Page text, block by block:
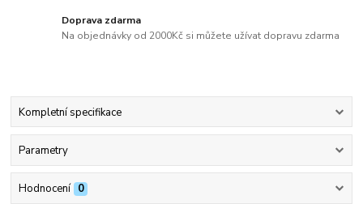
Doprava zdarma
Na objednávky od 2000Kč si můžete užívat dopravu zdarma
Kompletní specifikace
Parametry
Hodnocení 0